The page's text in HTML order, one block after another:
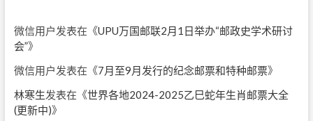
微信用户发表在《UPU万国邮联2月1日举办“邮政史学术研讨
会”》
微信用户发表在《7月至9月发行的纪念邮票和特种邮票》
林寒生发表在《世界各地2024-2025乙巳蛇年生肖邮票大全
(更新中)》